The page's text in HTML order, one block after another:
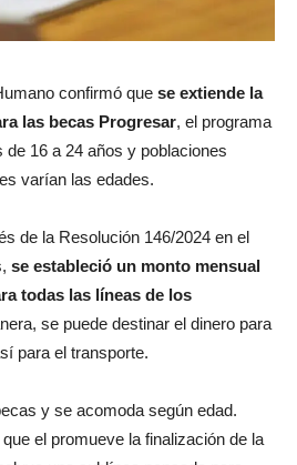
confirmó que se extiende la
las becas Progresar, el programa
16 a 24 años y poblaciones
varían las edades.
de la Resolución 146/2024 en el
se estableció un monto mensual
todas las líneas de los
se puede destinar el dinero para
para el transporte.
y se acomoda según edad.
el promueve la finalización de la